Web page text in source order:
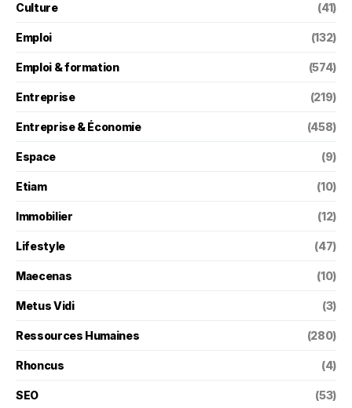
Culture (41)
Emploi (132)
Emploi & formation (574)
Entreprise (219)
Entreprise & Économie (458)
Espace (9)
Etiam (10)
Immobilier (12)
Lifestyle (47)
Maecenas (10)
Metus Vidi (3)
Ressources Humaines (280)
Rhoncus (4)
SEO (53)